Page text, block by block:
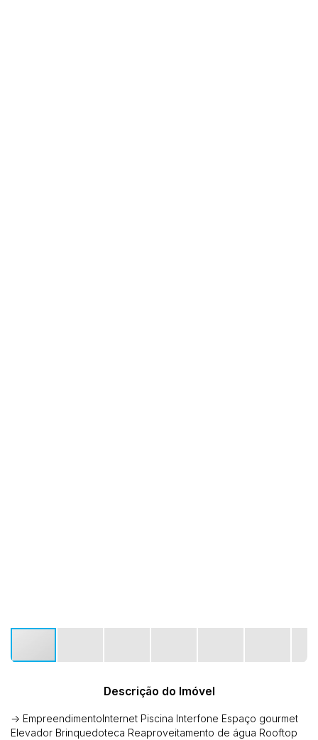
Descrição do Imóvel
-> EmpreendimentoInternet Piscina Interfone Espaço gourmet
Elevador Brinquedoteca Reaproveitamento de água Rooftop